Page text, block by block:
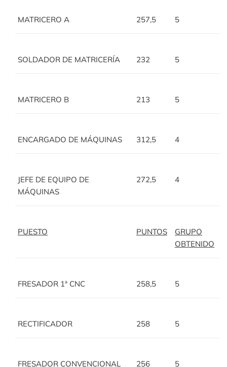
MATRICERO A 257,5 5
SOLDADOR DE MATRICERÍA 232 5
MATRICERO B 213 5
ENCARGADO DE MÁQUINAS 312,5 4
JEFE DE EQUIPO DE
MÁQUINAS
272,5 4
PUESTO PUNTOS
GRUPO
OBTENIDO
FRESADOR 1ª CNC 258,5 5
RECTIFICADOR 258 5
FRESADOR CONVENCIONAL 256 5